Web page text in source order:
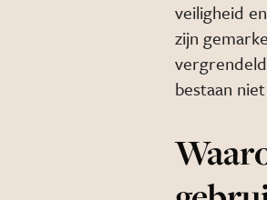
veiligheid
zijn
bestaan